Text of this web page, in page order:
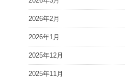
2026年2月
2026年1月
2025年12月
2025年11月